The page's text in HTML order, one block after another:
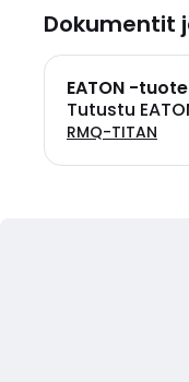
Dokumentit
EATON -tuote
Tutustu
RMQ-TITAN